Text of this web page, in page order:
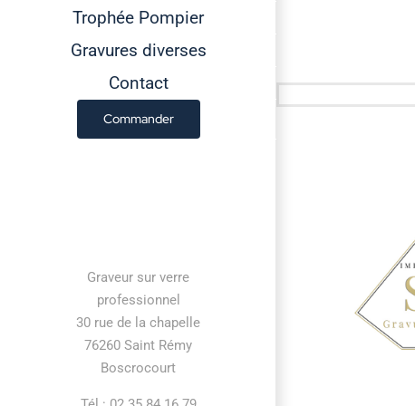
Trophée Pompier
Gravures diverses
Contact
Commander
Graveur sur verre
professionnel
30 rue de la chapelle
76260 Saint Rémy
Boscrocourt